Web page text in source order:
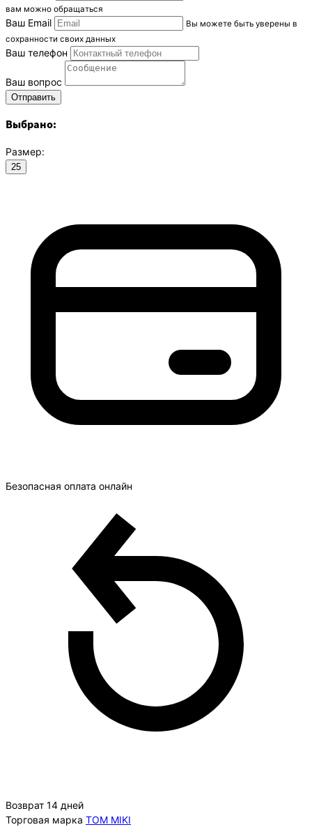
вам можно обращаться
Ваш Email
Вы можете быть уверены в
сохранности своих данных
Ваш телефон
Ваш вопрос
Выбрано:
Размер:
25
Безопасная оплата онлайн
Возврат 14 дней
Торговая марка TOM MIKI